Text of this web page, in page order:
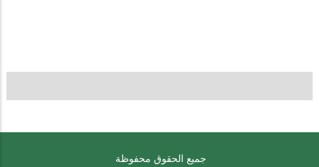
جميع الحقوق محفوظة